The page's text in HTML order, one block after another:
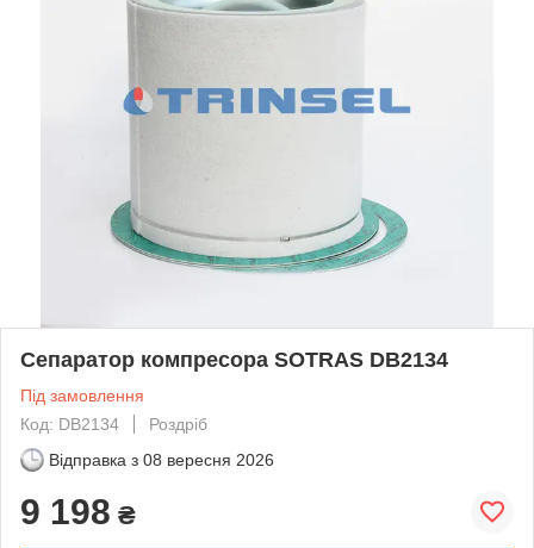
Сепаратор компресора SOTRAS DB2134
Під замовлення
Код: DB2134
Роздріб
Відправка з 08 вересня 2026
9 198 ₴